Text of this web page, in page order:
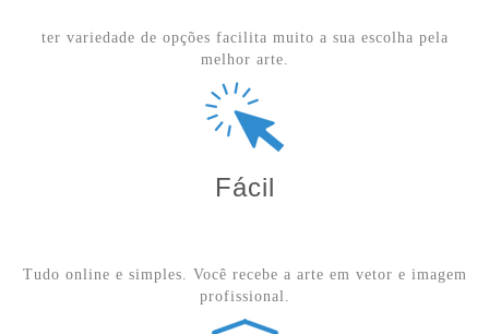
ter variedade de opções facilita muito a sua escolha pela
melhor arte.
Fácil
Tudo online e simples. Você recebe a arte em vetor e imagem
profissional.